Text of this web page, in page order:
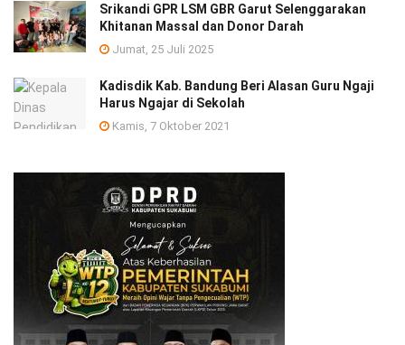
Srikandi GPR LSM GBR Garut Selenggarakan
Khitanan Massal dan Donor Darah
Jumat, 25 Juli 2025
Kadisdik Kab. Bandung Beri Alasan Guru Ngaji
Harus Ngajar di Sekolah
Kamis, 7 Oktober 2021